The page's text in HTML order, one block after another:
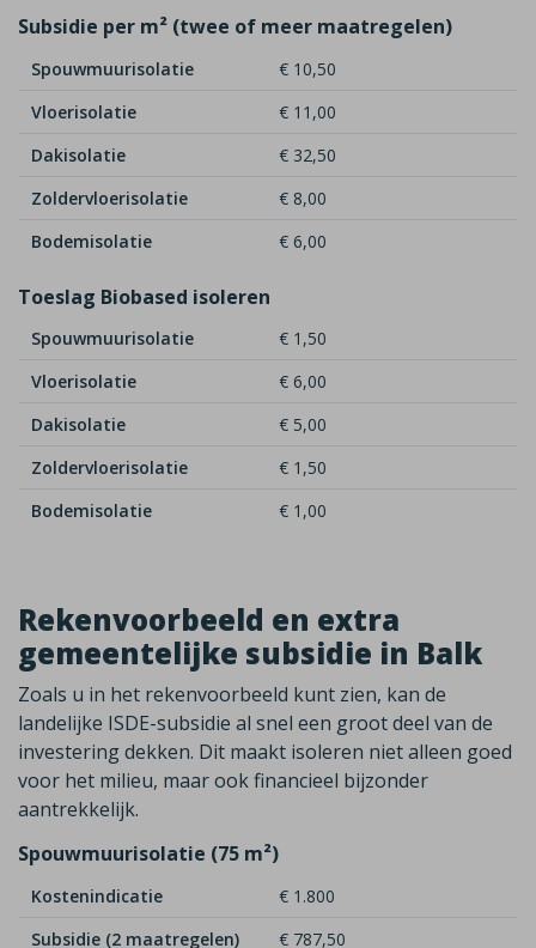
Subsidie per m² (twee of meer maatregelen)
Spouwmuurisolatie
€ 10,50
Vloerisolatie
€ 11,00
Dakisolatie
€ 32,50
Zoldervloerisolatie
€ 8,00
Bodemisolatie
€ 6,00
Toeslag Biobased isoleren
Spouwmuurisolatie
€ 1,50
Vloerisolatie
€ 6,00
Dakisolatie
€ 5,00
Zoldervloerisolatie
€ 1,50
Bodemisolatie
€ 1,00
Rekenvoorbeeld en extra
gemeentelijke subsidie in Balk
Zoals u in het rekenvoorbeeld kunt zien, kan de
landelijke ISDE-subsidie al snel een groot deel van de
investering dekken. Dit maakt isoleren niet alleen goed
voor het milieu, maar ook financieel bijzonder
aantrekkelijk.
Spouwmuurisolatie (75 m²)
Kostenindicatie
€ 1.800
Subsidie (2 maatregelen)
€ 787,50